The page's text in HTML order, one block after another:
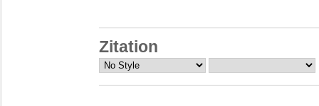
Zitation